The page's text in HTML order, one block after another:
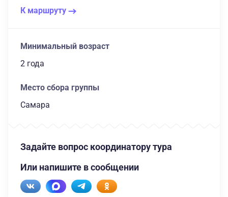
К маршруту
Минимальный возраст
2 года
Место сбора группы
Самара
Задайте вопрос координатору тура
Или напишите в сообщении